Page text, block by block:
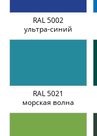
RAL 5002
ультра-синий
RAL 5021
морская волна